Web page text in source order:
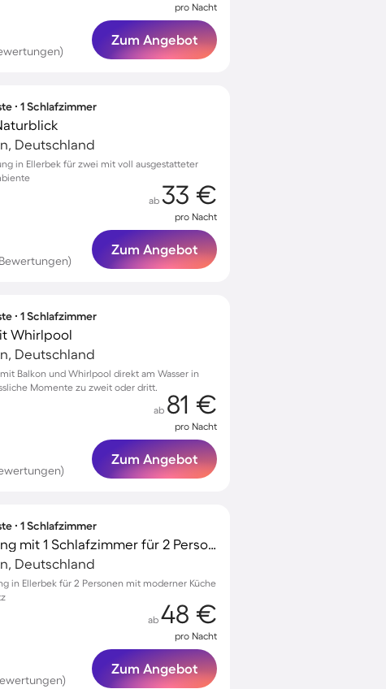
pro Nacht
Zum Angebot
∙ 1 Schlafzimmer
Deutschland
in Ellerbek für zwei mit voll ausgestatteter
ab 33 €
pro Nacht
Zum Angebot
∙ 1 Schlafzimmer
Whirlpool
Deutschland
Balkon und Whirlpool direkt am Wasser in
Momente zu zweit oder dritt.
ab 81 €
pro Nacht
Zum Angebot
∙ 1 Schlafzimmer
Tolle Ferienwohnung mit 1 Schlafzimmer für 2 Personen
Deutschland
in Ellerbek für 2 Personen mit moderner Küche
ab 48 €
pro Nacht
Zum Angebot